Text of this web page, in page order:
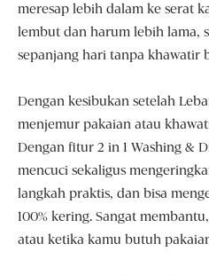
meresap lebih dalam ke serat
lembut dan harum lebih lama,
sepanjang hari tanpa khawatir
Dengan kesibukan setelah
menjemur pakaian atau
Dengan fitur 2 in 1 Washing &
mencuci sekaligus
langkah praktis, dan bisa
100% kering. Sangat
atau ketika kamu butuh